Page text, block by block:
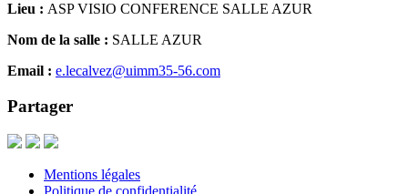
Lieu : ASP VISIO CONFERENCE SALLE AZUR
Nom de la salle : SALLE AZUR
Email : e.lecalvez@uimm35-56.com
Partager
Mentions légales
Politique de confidentialité